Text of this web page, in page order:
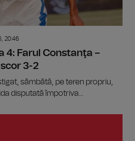
20:46
4: Farul Constanţa –
3-2
sâmbătă, pe teren propriu,
disputată împotriva...